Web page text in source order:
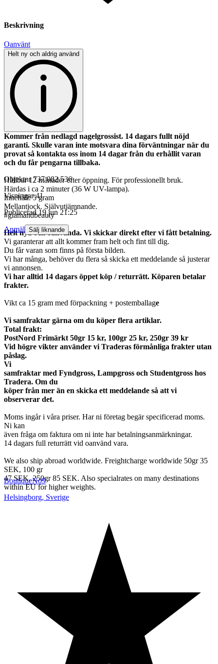
Beskrivning
Oanvänt
Helt ny och aldrig använd
Kommer från nedlagd nagelgrossist. 14 dagars fullt nöjd
garanti. Skulle varan inte motsvara dina förväntningar när du
provat så kontakta oss inom 14 dagar från du erhållit varan
och du får pengarna tillbaka.
Hållbar 12 månader efter öppning. För professionellt bruk.
Härdas i ca 2 minuter (36 W UV-lampa).
Innehåll: 5 gram
Mellantjock. Självutjämnande.
#glamandbeauty
Helt nya och oanvända. Vi skickar direkt efter vi fått betalning.
Vi garanterar att allt kommer fram helt och fint till dig.
Du får varan som finns på första bilden.
Vi har många, behöver du flera så skicka ett meddelande så justerar
vi annonsen.
Vi har alltid 14 dagars öppet köp / returrätt. Köparen betalar
frakter.
Vikt ca 15 gram med förpackning + postemballage
Vi samfraktar gärna om du köper flera artiklar.
Total frakt:
PostNord Frimärkt 50gr 15 kr, 100gr 25 kr, 250gr 39 kr
Vid högre vikter använder vi Traderas förmånliga frakter utan
påslag.
Vi
samfraktar med Fyndgross, Lampgross och Studentgross hos
Tradera. Om du
köper från mer än en skicka ett meddelande så att vi
observerar det.
Moms ingår i våra priser. Har ni företag begär specificerad moms.
Ni kan
även fråga om faktura om ni inte har betalningsanmärkningar.
14 dagars full returrätt vid oanvänd vara.
We also ship abroad worldwide. Freightcharge worldwide 50gr 35
SEK, 100 gr
47 SEK, 250gr 85 SEK. Also specialrates on many destinations
within EU for higher weights.
Objektnr 737 082 536
Visningar 41
Publicerad 19 jun 21:25
Anmäl Sälj liknande
BoutiqueNo9
Helsingborg, Sverige